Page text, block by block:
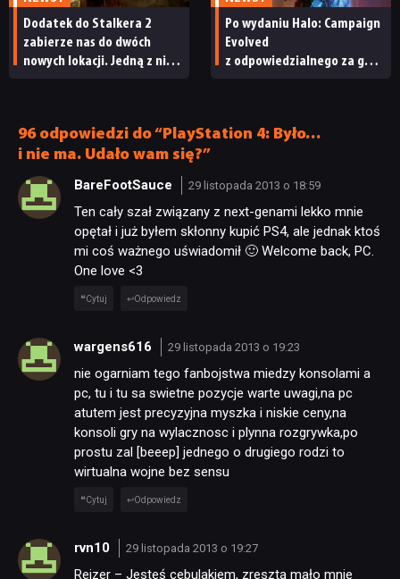
Dodatek do Stalkera 2
zabierze nas do dwóch
nowych lokacji. Jedną z nich
Po wydaniu Halo: Campaign
Evolved
z odpowiedzialnego za grę
96 odpowiedzi do “PlayStation 4: Było…
i nie ma. Udało wam się?”
BareFootSauce 29 listopada 2013 o 18:59
Ten cały szał związany z next-genami lekko mnie
opętał i już byłem skłonny kupić PS4, ale jednak ktoś
mi coś ważnego uświadomił 🙂 Welcome back, PC.
One love <3
Cytuj Odpowiedz
wargens616 29 listopada 2013 o 19:23
nie ogarniam tego fanbojstwa miedzy konsolami a
pc, tu i tu sa swietne pozycje warte uwagi,na pc
atutem jest precyzyjna myszka i niskie ceny,na
konsoli gry na wylacznosc i plynna rozgrywka,po
prostu zal [beeep] jednego o drugiego rodzi to
wirtualna wojne bez sensu
Cytuj Odpowiedz
rvn10 29 listopada 2013 o 19:27
Rejzer – Jesteś cebulakiem, zresztą mało mnie